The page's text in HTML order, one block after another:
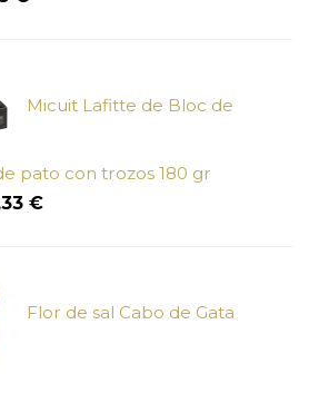
Micuit Lafitte de Bloc de
pato con trozos 180 gr
€.
€El
Flor de sal Cabo de Gata